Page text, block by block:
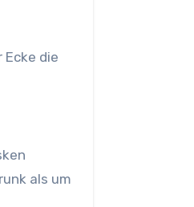
die
als um